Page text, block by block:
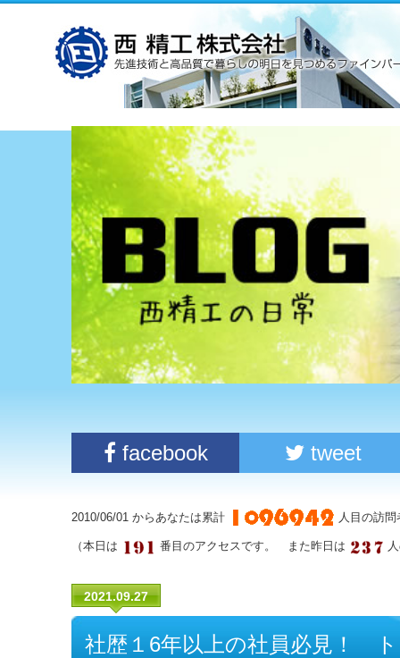
facebook tweet
2010/06/01 からあなたは累計 人目の訪
（本日は 番目のアクセスです。 また昨日は
2021.09.27
社歴１6年以上の社員必見！